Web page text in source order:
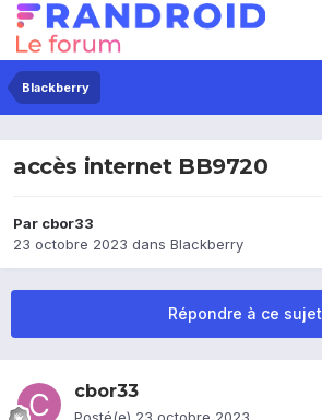
Blackberry
accès internet BB9720
Par cbor33
23 octobre 2023 dans Blackberry
Répondre à ce sujet
cbor33